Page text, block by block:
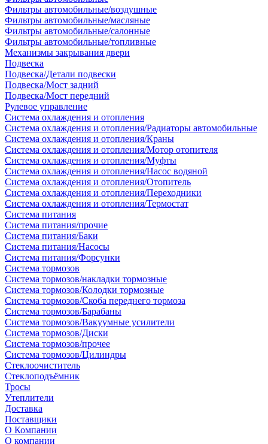
Фильтры автомобильные/воздушные
Фильтры автомобильные/масляные
Фильтры автомобильные/салонные
Фильтры автомобильные/топливные
Механизмы закрывания двери
Подвеска
Подвеска/Детали подвески
Подвеска/Мост задний
Подвеска/Мост передний
Рулевое управление
Система охлаждения и отопления
Система охлаждения и отопления/Радиаторы автомобильные
Система охлаждения и отопления/Краны
Система охлаждения и отопления/Мотор отопителя
Система охлаждения и отопления/Муфты
Система охлаждения и отопления/Насос водяной
Система охлаждения и отопления/Отопитель
Система охлаждения и отопления/Переходники
Система охлаждения и отопления/Термостат
Система питания
Система питания/прочие
Система питания/Баки
Система питания/Насосы
Система питания/Форсунки
Система тормозов
Система тормозов/накладки тормозные
Система тормозов/Колодки тормозные
Система тормозов/Скоба переднего тормоза
Система тормозов/Барабаны
Система тормозов/Вакуумные усилители
Система тормозов/Диски
Система тормозов/прочее
Система тормозов/Цилиндры
Стеклоочиститель
Стеклоподъёмник
Тросы
Утеплители
Доставка
Поставщики
О Компании
О компании